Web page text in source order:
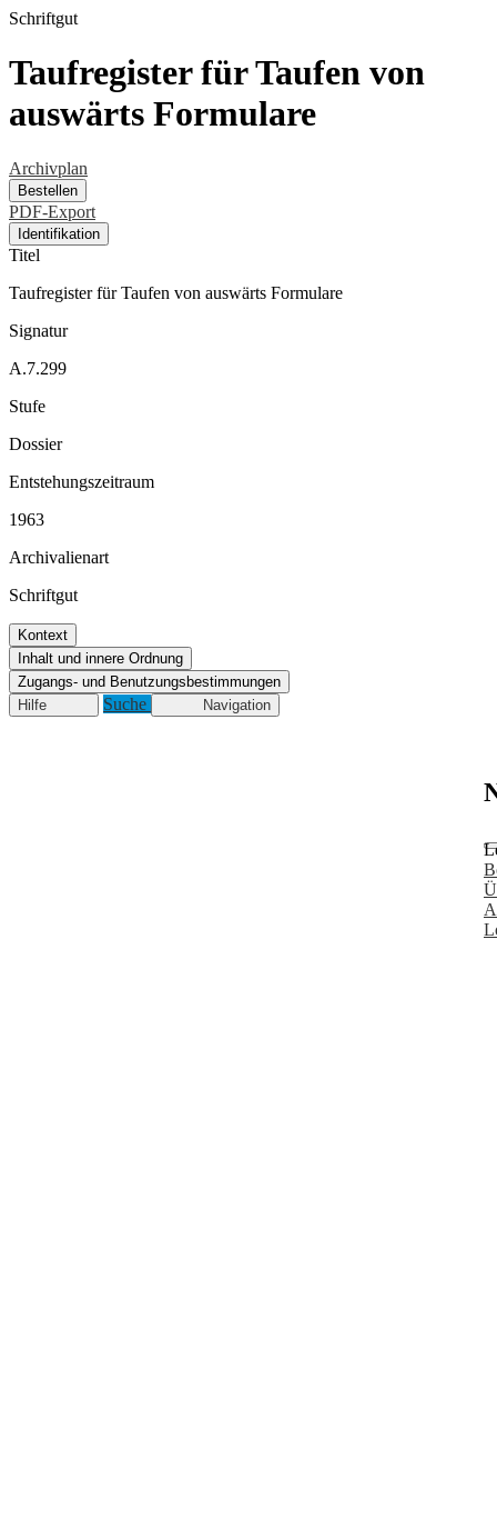
Schriftgut
Taufregister für Taufen von
auswärts Formulare
Archivplan
Bestellen
PDF-Export
Identifikation
Titel
Taufregister für Taufen von auswärts Formulare
Signatur
A.7.299
Stufe
Dossier
Entstehungszeitraum
1963
Archivalienart
Schriftgut
Kontext
Inhalt und innere Ordnung
Zugangs- und Benutzungsbestimmungen
Hilfe
Suche Navigation